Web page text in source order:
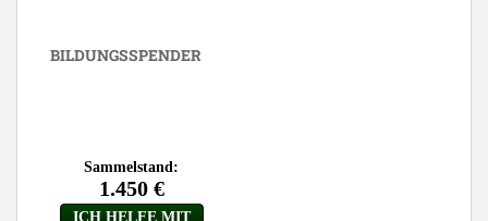
BILDUNGSSPENDER